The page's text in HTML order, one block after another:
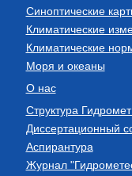
Синоптические
Климатические
Климатические
Моря и океаны
О нас
Структура
Диссертационный
Аспирантура
Журнал